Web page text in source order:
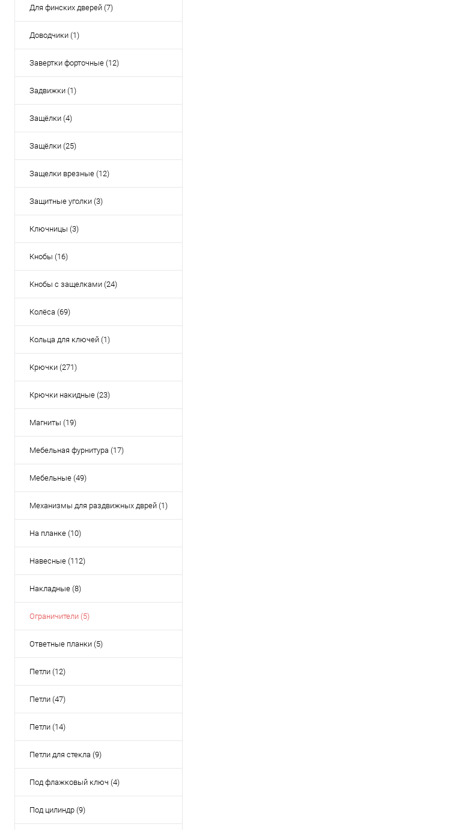
Для финских дверей (7)
Доводчики (1)
Завертки форточные (12)
Задвижки (1)
Защёлки (4)
Защёлки (25)
Защелки врезные (12)
Защитные уголки (3)
Ключницы (3)
Кнобы (16)
Кнобы с защелками (24)
Колёса (69)
Кольца для ключей (1)
Крючки (271)
Крючки накидные (23)
Магниты (19)
Мебельная фурнитура (17)
Мебельные (49)
Механизмы для раздвижных дврей (1)
На планке (10)
Навесные (112)
Накладные (8)
Ограничители (5)
Ответные планки (5)
Петли (12)
Петли (47)
Петли (14)
Петли для стекла (9)
Под флажковый ключ (4)
Под цилиндр (9)